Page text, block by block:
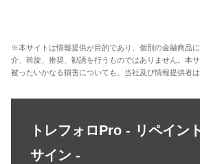
※本サイトは情報提供が目的であり、個別の金融商品
介、斡旋、推奨、勧誘を行うものではありません。本
被ったいかなる損害についても、当社及び情報提供者
トレフォロPro - リペイン
サイン -